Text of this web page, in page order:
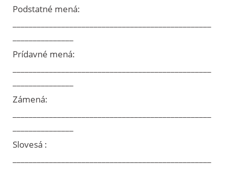
Podstatné mená:
Prídavné mená:
Zámená:
Slovesá :